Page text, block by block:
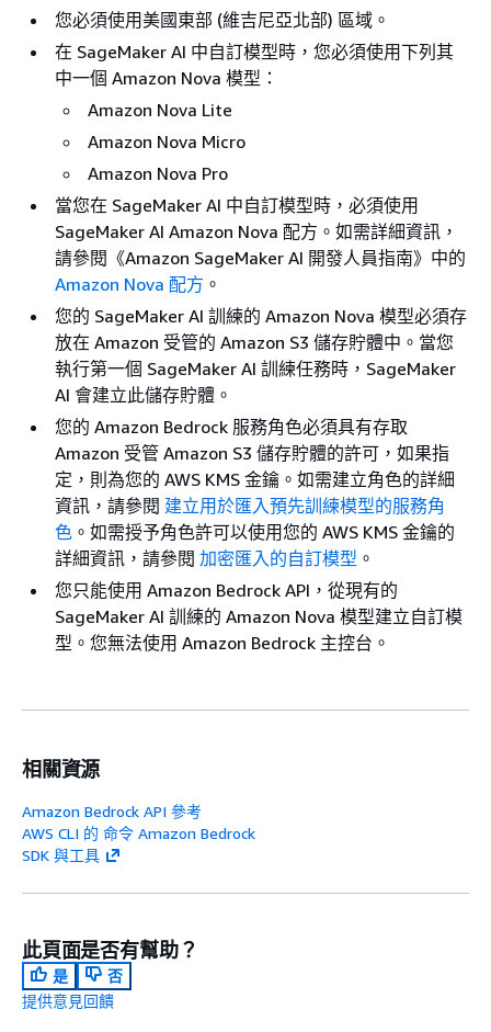
您必須使用美國東部 (維吉尼亞北部) 區域。
在 SageMaker AI 中自訂模型時，您必須使用下列其
中一個 Amazon Nova 模型：
Amazon Nova Lite
Amazon Nova Micro
Amazon Nova Pro
當您在 SageMaker AI 中自訂模型時，必須使用
SageMaker AI Amazon Nova 配方。如需詳細資訊，
請參閱《Amazon SageMaker AI 開發人員指南》中的
Amazon Nova 配方 。
您的 SageMaker AI 訓練的 Amazon Nova 模型必須存
放在 Amazon 受管的 Amazon S3 儲存貯體中。當您
執行第一個 SageMaker AI 訓練任務時，SageMaker
AI 會建立此儲存貯體。
您的 Amazon Bedrock 服務角色必須具有存取
Amazon 受管 Amazon S3 儲存貯體的許可，如果指
定，則為您的 AWS KMS 金鑰。如需建立角色的詳細
資訊，請參閱 建立用於匯入預先訓練模型的服務角
色 。如需授予角色許可以使用您的 AWS KMS 金鑰的
詳細資訊，請參閱 加密匯入的自訂模型 。
您只能使用 Amazon Bedrock API，從現有的
SageMaker AI 訓練的 Amazon Nova 模型建立自訂模
型。您無法使用 Amazon Bedrock 主控台。
相關資源
Amazon Bedrock API 參考
AWS CLI 的 命令 Amazon Bedrock
SDK 與工具
此頁面是否有幫助？
是
否
提供意見回饋